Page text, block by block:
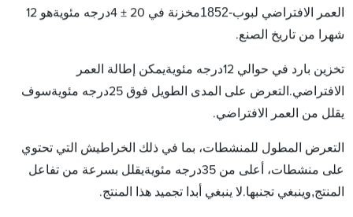
العمر الافتراضي لبوب-1852 مخزنة في 20 ± 4 درجه مئوية
هو 12
شهرا من تاريخ الصنع.
تخزين بارد في حوالي 12 درجه مئويةيمكن إطالة العمر
الافتراضي.التعرض على المدى الطويل فوق 25
درجه مئويةسوف
يقلل من العمر الافتراضي.
التعرض المطول للمنشطات، بما في ذلك الخراطيش التي تحتوي
على منشطات، أعلى من 35
درجه مئويةيقلل بسرعة من تفاعل
المنتج,وينبغي تجنبها.لا ينبغي أبدا تجميد هذا المنتج.